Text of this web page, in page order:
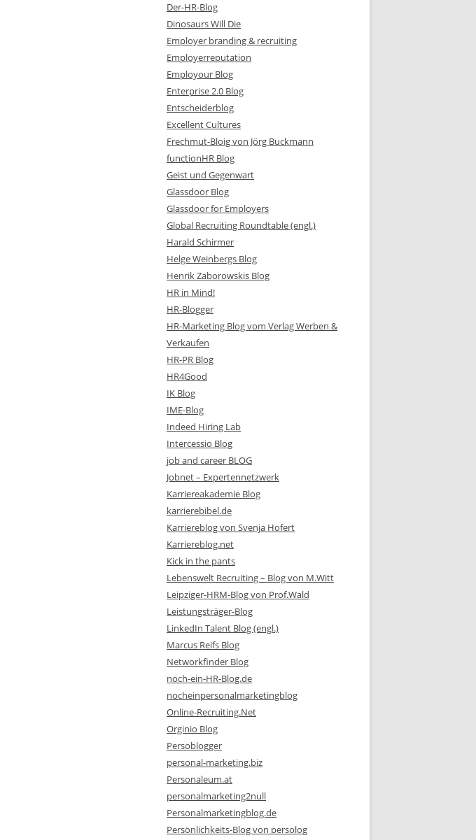
Der-HR-Blog
Dinosaurs Will Die
Employer branding & recruiting
Employerreputation
Employour Blog
Enterprise 2.0 Blog
Entscheiderblog
Excellent Cultures
Frechmut-Bloig von Jörg Buckmann
functionHR Blog
Geist und Gegenwart
Glassdoor Blog
Glassdoor for Employers
Global Recruiting Roundtable (engl.)
Harald Schirmer
Helge Weinbergs Blog
Henrik Zaborowskis Blog
HR in Mind!
HR-Blogger
HR-Marketing Blog vom Verlag Werben &
Verkaufen
HR-PR Blog
HR4Good
IK Blog
IME-Blog
Indeed Hiring Lab
Intercessio Blog
job and career BLOG
Jobnet – Expertennetzwerk
Karriereakademie Blog
karrierebibel.de
Karriereblog von Svenja Hofert
Karriereblog.net
Kick in the pants
Lebenswelt Recruiting – Blog von M.Witt
Leipziger-HRM-Blog von Prof.Wald
Leistungsträger-Blog
LinkedIn Talent Blog (engl.)
Marcus Reifs Blog
Networkfinder Blog
noch-ein-HR-Blog.de
nocheinpersonalmarketingblog
Online-Recruiting.Net
Orginio Blog
Persoblogger
personal-marketing.biz
Personaleum.at
personalmarketing2null
Personalmarketingblog.de
Persönlichkeits-Blog von persolog